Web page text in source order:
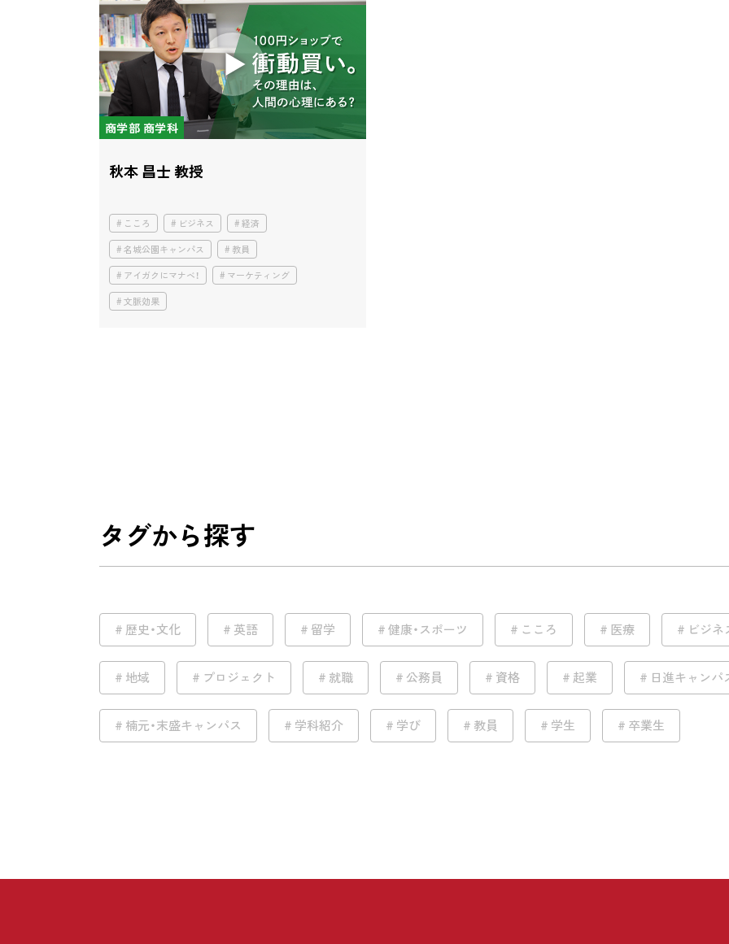
商学部 商学科
秋本 昌士 教授
こころ ビジネス
経済
名城公園キャンパス
教員
アイガクにマナベ！
マーケティング
文脈効果
タグから探す
歴史・文化 英語 留学 健康・スポーツ こころ 医療 ビジネ
地域 プロジェクト 就職 公務員 資格 起業 日進キャンパ
楠元・末盛キャンパス 学科紹介 学び 教員 学生 卒業生